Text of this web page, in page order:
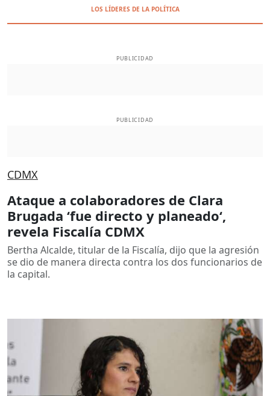
LOS LÍDERES DE LA POLÍTICA
PUBLICIDAD
PUBLICIDAD
CDMX
Ataque a colaboradores de Clara
Brugada ‘fue directo y planeado‘,
revela Fiscalía CDMX
Bertha Alcalde, titular de la Fiscalía, dijo que la agresión
se dio de manera directa contra los dos funcionarios de
la capital.